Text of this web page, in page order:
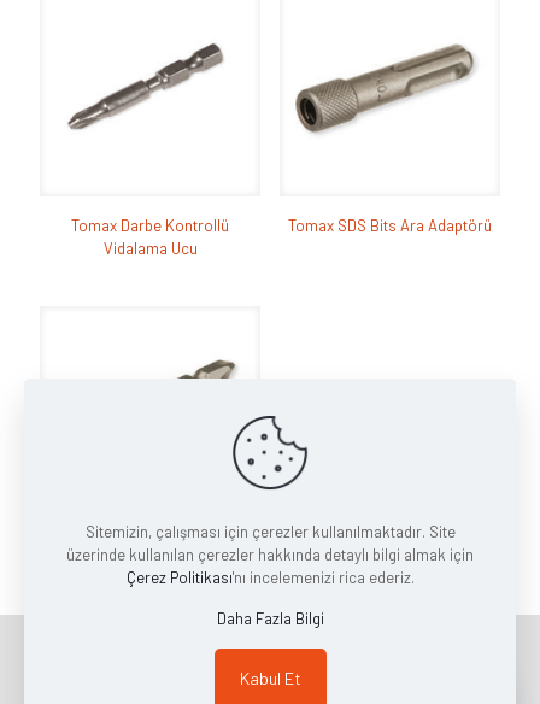
Tomax Darbe Kontrollü
Vidalama Ucu
Tomax SDS Bits Ara Adaptörü
Tomax Çift Taraflı Bits Uç
LTD. ŞTİ.
Sitemizin, çalışması için çerezler kullanılmaktadır. Site
üzerinde kullanılan çerezler hakkında detaylı bilgi almak için
Çerez Politikası'nı incelemenizi rica ederiz.
Daha Fazla Bilgi
Kabul Et